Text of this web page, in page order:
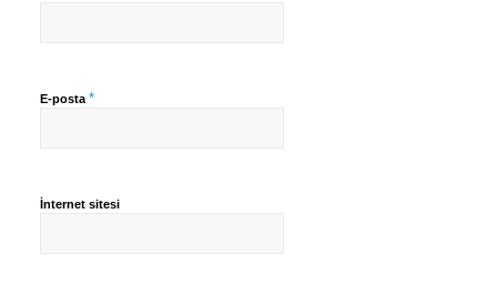
E-posta*
İnternet sitesi